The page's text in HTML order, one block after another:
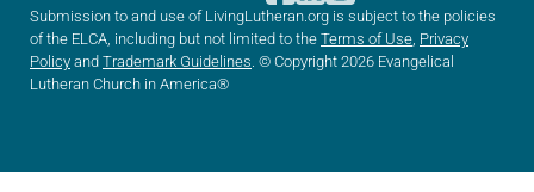
Submission to and use of LivingLutheran.org is subject to the policies
of the ELCA, including but not limited to the Terms of Use Privacy
Policy and Trademark Guidelines . © Copyright 2026 Evangelical
Lutheran Church in America®